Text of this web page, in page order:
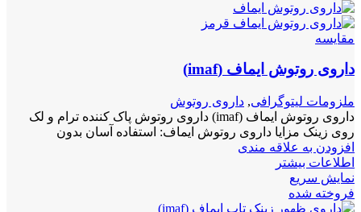
مقايسه
داروی روتوش ایماف (imaf)
ملزومات لیتوگرافی, داروی روتوش
داروی روتوش ایماف (imaf) داروی روتوش پاک کننده ترام و لک
روی زینک مزایا داروی روتوش ایماف: استفاده آسان بدون
افزودن به علاقه مندی
اطلاعات بیشتر
نمایش سریع
فروخته شده